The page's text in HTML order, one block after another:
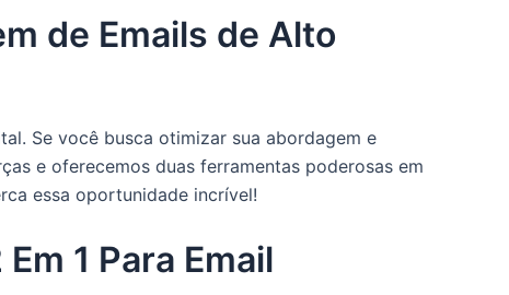
de Emails de Alto
Se você busca otimizar sua abordagem e
e oferecemos duas ferramentas poderosas em
essa oportunidade incrível!
1 Para Email